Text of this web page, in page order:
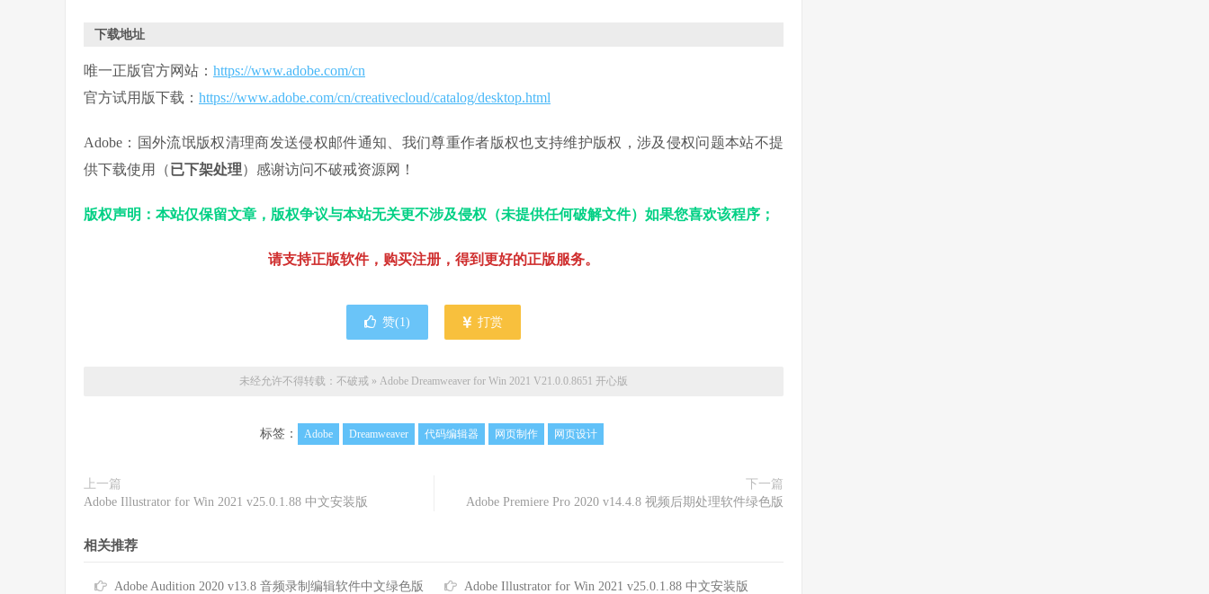
下载地址
唯一正版官方网站： https://www.adobe.com/cn
官方试用版下载： https://www.adobe.com/cn/creativecloud/catalog/desktop.html
Adobe：国外流氓版权清理商发送侵权邮件通知、我们尊重作者版权也支持维护版权，涉及侵权问题本站不提
供下载使用（已下架处理）感谢访问不破戒资源网！
版权声明：本站仅保留文章，版权争议与本站无关更不涉及侵权（未提供任何破解文件）如果您喜欢该程序；
请支持正版软件，购买注册，得到更好的正版服务。
赞(1) 打赏
未经允许不得转载： 不破戒 » Adobe Dreamweaver for Win 2021 V21.0.0.8651 开心版
标签： Adobe Dreamweaver 代码编辑器 网页制作 网页设计
上一篇
Adobe Illustrator for Win 2021 v25.0.1.88 中文安装版
下一篇
Adobe Premiere Pro 2020 v14.4.8 视频后期处理软件绿色版
相关推荐
Adobe Audition 2020 v13.8 音频录制编辑软件中文绿色版 Adobe Illustrator for Win 2021 v25.0.1.88 中文安装版